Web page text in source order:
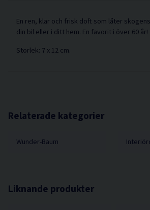
En ren, klar och frisk doft som låter
din bil eller i ditt hem. En favorit i över 60 år!
Storlek: 7 x 12 cm.
Relaterade kategorier
Wunder-Baum
Liknande produkter